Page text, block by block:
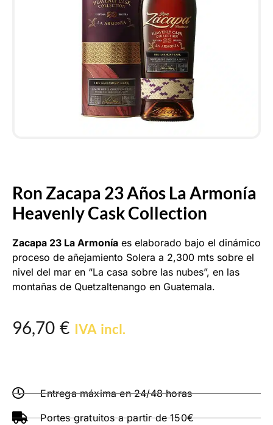
Ron Zacapa 23 Años La Armonía
Heavenly Cask Collection
Zacapa 23 La Armonía es elaborado bajo el dinámico
proceso de añejamiento Solera a 2,300 mts sobre el
nivel del mar en “La casa sobre las nubes”, en las
montañas de Quetzaltenango en Guatemala.
96,70 € IVA incl.
Entrega máxima en 24/48 horas
Portes gratuitos a partir de 150€